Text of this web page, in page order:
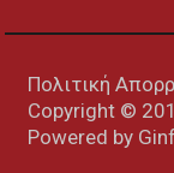
Πολιτική
Copyright ©
Powered by